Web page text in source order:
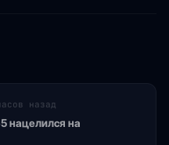
назад
нацелился на